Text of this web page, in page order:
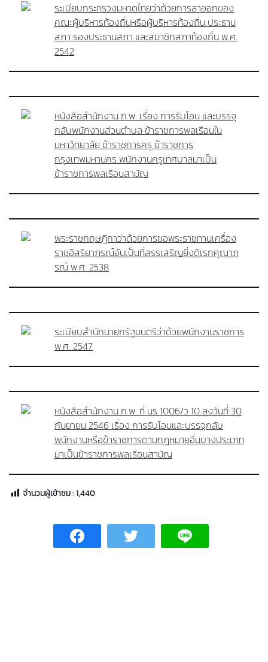
ระเบียบกระทรวงมหาดไทยว่าด้วยการลาออกของ
คณะผู้บริหารท้องถิ่นหรือผู้บริหารท้องถิ่น ประธาน
สภา รองประธานสภา และสมาชิกสภาท้องถิ่น พ.ศ.
2542
หนังสือสำนักงาน ก.พ. เรื่อง การรับโอน และบรรจุ
กลับพนักงานส่วนตำบล ข้าราชการพลเรือนใน
มหาวิทยาลัย ข้าราชการครู ข้าราชการ
กรุงเทพมหานคร พนักงานครูเทศบาลมาเป็น
ข้าราชการพลเรือนสามัญ
พระราชกฤษฎีกาว่าด้วยการขอพระราชทานเครื่อง
ราชอิสริยาภรณ์อันเป็นที่สรรเสริญยิ่งดิเรกคุณาภ
รณ์ พ.ศ. 2538
ระเบียบสำนักนายกรัฐมนตรีว่าด้วยพนักงานราชการ
พ.ศ. 2547
หนังสือสำนักงาน ก.พ. ที่ นร 1006/ว 10 ลงวันที่ 30
กันยายน 2546 เรื่อง การรับโอนและบรรจุกลับ
พนักงานหรือข้าราชการตามกฎหมายอื่นบางประเภท
มาเป็นข้าราชการพลเรือนสามัญ
จำนวนผู้เข้าชม :1,440